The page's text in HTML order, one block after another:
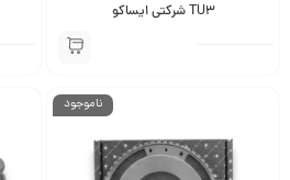
TU3 شرکتی ایساکو
ناموجود